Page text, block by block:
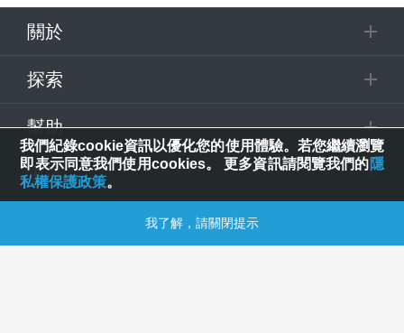
關於
探索
幫助
追蹤
© 2025 Spring House Entertainment Tech. Inc. All Rights Reserved.
我們紀錄cookie資訊以優化您的使用體驗。若您繼續瀏覽
即表示同意我們使用cookies。 更多資訊請閱覽我們的隱
私權保護政策。
我了解，請關閉提示